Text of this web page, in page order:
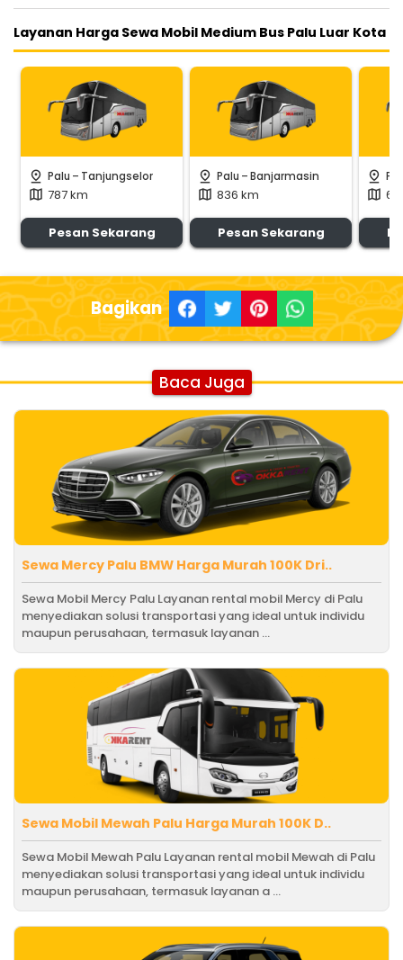
Layanan Harga Sewa Mobil Medium Bus Palu Luar Kota
pin_drop Palu - Tanjungselor
map 787 km
Pesan Sekarang
pin_drop Palu -Banjarmasin
map 836 km
Pesan Sekarang
pin_drop
map
Bagikan
Baca Juga
Sewa Mercy Palu BMW Harga Murah 100K Dri..
Sewa Mobil Mercy Palu Layanan rental mobil Mercy di Palu
menyediakan solusi transportasi yang ideal untuk individu
maupun perusahaan, termasuk layanan ...
Sewa Mobil Mewah Palu Harga Murah 100K D..
Sewa Mobil Mewah Palu Layanan rental mobil Mewah di Palu
menyediakan solusi transportasi yang ideal untuk individu
maupun perusahaan, termasuk layanan a ...